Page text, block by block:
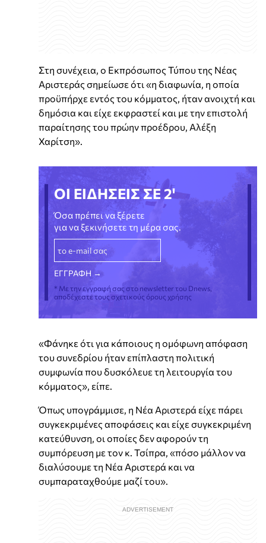
Στη συνέχεια, ο Εκπρόσωπος Τύπου της Νέας
Αριστεράς σημείωσε ότι «η διαφωνία, η οποία
προϋπήρχε εντός του κόμματος, ήταν ανοιχτή και
δημόσια και είχε εκφραστεί και με την επιστολή
παραίτησης του πρώην προέδρου, Αλέξη
Χαρίτση».
ΟΙ ΕΙΔΗΣΕΙΣ ΣΕ 2'
Όσα πρέπει να ξέρετε
για να ξεκινήσετε τη μέρα σας.
* Με την εγγραφή σας στο newsletter του Dnews,
αποδέχεστε τους σχετικούς όρους χρήσης
«Φάνηκε ότι για κάποιους η ομόφωνη απόφαση
του συνεδρίου ήταν επίπλαστη πολιτική
συμφωνία που δυσκόλευε τη λειτουργία του
κόμματος», είπε.
Όπως υπογράμμισε, η Νέα Αριστερά είχε πάρει
συγκεκριμένες αποφάσεις και είχε συγκεκριμένη
κατεύθυνση, οι οποίες δεν αφορούν τη
συμπόρευση με τον κ. Τσίπρα, «πόσο μάλλον να
διαλύσουμε τη Νέα Αριστερά και να
συμπαραταχθούμε μαζί του».